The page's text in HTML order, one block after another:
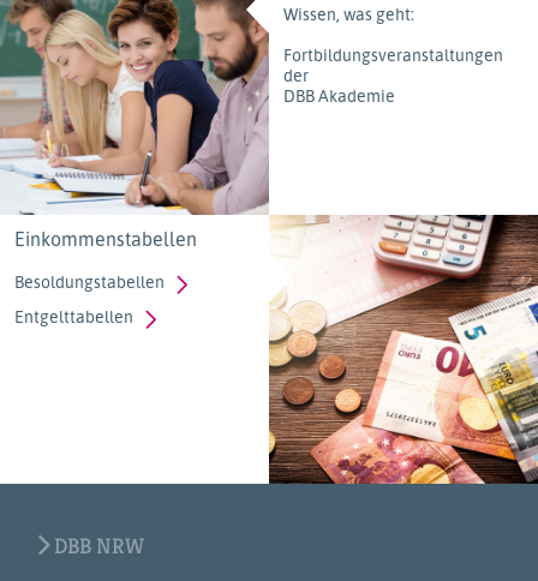
Wissen, was geht:
Fortbildungsveranstaltungen
der
DBB Akademie
Einkommenstabellen
Besoldungstabellen
Entgelttabellen
DBB NRW